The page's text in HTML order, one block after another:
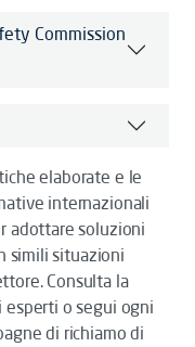
Commission
elaborate e le
internazionali
adottare soluzioni
simili situazioni
Consulta la
esperti o segui ogni
di richiamo di